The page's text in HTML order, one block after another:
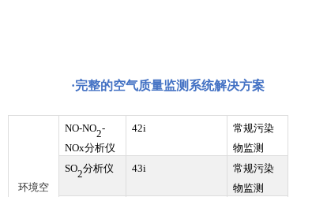
·完整的空气质量监测系统解决方案
环境空
NO-NO2-
NOx分析仪
42i
常规污染
物监测
SO2分析仪 43i
常规污染
物监测